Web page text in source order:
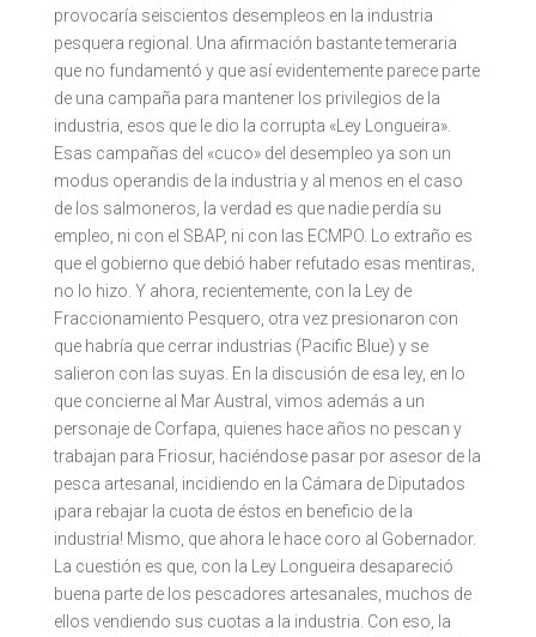
provocaría seiscientos desempleos en la industria
pesquera regional. Una afirmación bastante temeraria
que no fundamentó y que así evidentemente parece parte
de una campaña para mantener los privilegios de la
industria, esos que le dio la corrupta «Ley Longueira».
Esas campañas del «cuco» del desempleo ya son un
modus operandis de la industria y al menos en el caso
de los salmoneros, la verdad es que nadie perdía su
empleo, ni con el SBAP, ni con las ECMPO. Lo extraño es
que el gobierno que debió haber refutado esas mentiras,
no lo hizo. Y ahora, recientemente, con la Ley de
Fraccionamiento Pesquero, otra vez presionaron con
que habría que cerrar industrias (Pacific Blue) y se
salieron con las suyas. En la discusión de esa ley, en lo
que concierne al Mar Austral, vimos además a un
personaje de Corfapa, quienes hace años no pescan y
trabajan para Friosur, haciéndose pasar por asesor de la
pesca artesanal, incidiendo en la Cámara de Diputados
¡para rebajar la cuota de éstos en beneficio de la
industria! Mismo, que ahora le hace coro al Gobernador.
La cuestión es que, con la Ley Longueira desapareció
buena parte de los pescadores artesanales, muchos de
ellos vendiendo sus cuotas a la industria. Con eso, la